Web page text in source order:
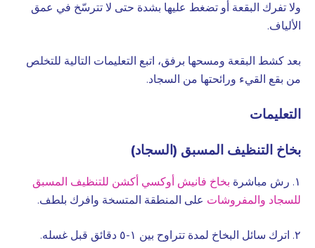
ولا تفرك البقعة أو تضغط عليها بشدة حتى لا تترسّخ في عمق
الألياف.
بعد كشط البقعة ومسحها برفق، اتبع التعليمات التالية للتخلص
من بقع القيء ورائحتها من السجاد.
التعليمات
بخاخ التنظيف المسبق (السجاد)
١. رش مباشرة
بخاخ فانيش أوكسي أكشن للتنظيف المسبق
للسجاد والمفروشات على المنطقة المتسخة وافرك بلطف.
٢. اترك سائل البخاخ لمدة تتراوح بين ١-٥ دقائق قبل غسله.